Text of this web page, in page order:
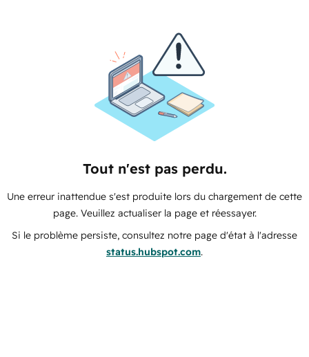
Tout n'est pas perdu.
Une erreur inattendue s'est produite lors du chargement de cette
page. Veuillez actualiser la page et réessayer.
Si le problème persiste, consultez notre page d'état à l'adresse
status.hubspot.com.